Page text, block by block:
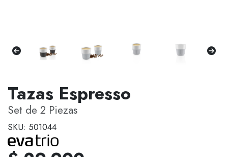
Tazas Espresso
Set de 2 Piezas
SKU: 501044